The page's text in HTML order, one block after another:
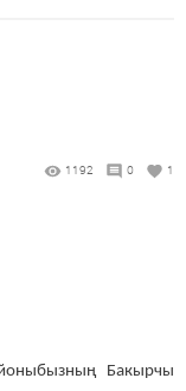
1192 0 1
Бакырчы